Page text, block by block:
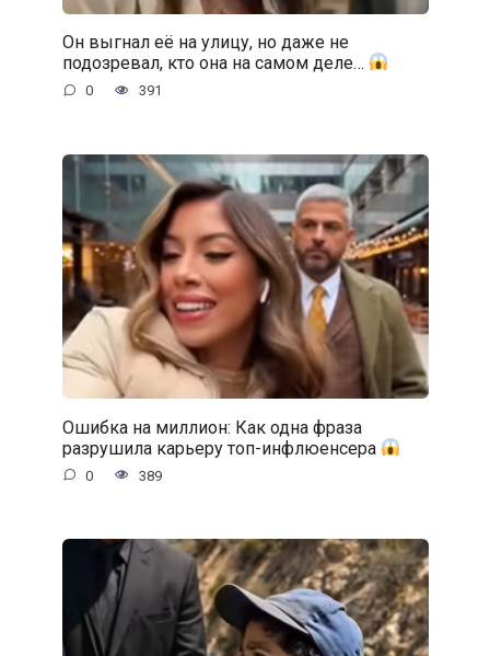
Он выгнал её на улицу, но даже не
подозревал, кто она на самом деле…
0 391
Ошибка на миллион: Как одна фраза
разрушила карьеру топ-инфлюенсера
0 389